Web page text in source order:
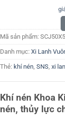
Mã sản phẩm:
Danh mục: Xi Lanh
Thẻ: khí nén, SNS, xi
Khí nén Khoa
nén, thủy lực